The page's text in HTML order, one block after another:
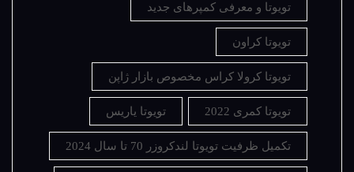
تویوتا و معرفی کمپرهای جدید
تویوتا کراون
تویوتا کرولا کراس مخصوص بازار ژاپن
تویوتا کمری 2022 تویوتا یاریس
تکمیل ظرفیت تویوتا لندکروزر 70 تا سال 2024